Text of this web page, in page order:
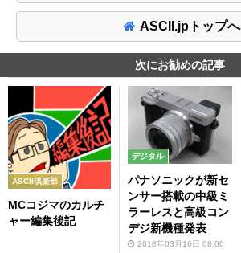
ASCII.jpトップへ
次にお勧めの記事
ASCII倶楽部
MCコジマのカルチ
ャー編集後記
デジタル
パナソニックが新セ
ンサー搭載の中級ミ
ラーレスと高級コン
デジ新機種発表
2018年03月16日 08:00